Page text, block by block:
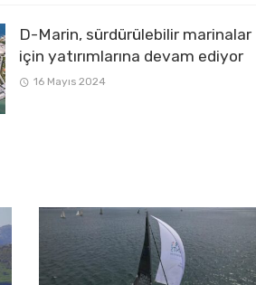
D-Marin, sürdürülebilir marinalar
için yatırımlarına devam ediyor
16 Mayıs 2024